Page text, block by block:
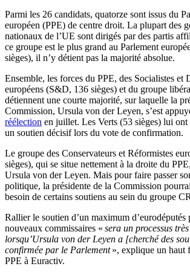
Parmi les 26 candidats, quatorze sont issus du
européen (PPE) de centre droit. La plupart des
nationaux de l’UE sont dirigés par des partis
ce groupe est le plus grand au Parlement
sièges), il n’y détient pas la majorité absolue.
Ensemble, les forces du PPE, des Socialistes et
européens (S&D, 136 sièges) et du groupe
détiennent une courte majorité, sur laquelle la
Commission, Ursula von der Leyen, s’est
réélection en juillet. Les Verts (53 sièges) lui ont
un soutien décisif lors du vote de confirmation.
Le groupe des Conservateurs et Réformistes
sièges), qui se situe nettement à la droite du
Ursula von der Leyen. Mais pour faire passer
politique, la présidente de la Commission
besoin de certains soutiens au sein du groupe
Rallier le soutien d’un maximum d’eurodéputés
nouveaux commissaires « sera un processus
lorsqu’Ursula von der Leyen a [cherché des
confirmée par le Parlement», explique un haut
PPE à Euractiv.